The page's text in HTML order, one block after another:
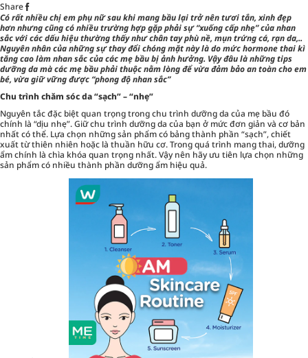
Share
Có rất nhiều chị em phụ nữ sau khi mang bầu lại trở nên tươi tắn, xinh đẹp
hơn nhưng cũng có nhiều trường hợp gặp phải sự “xuống cấp nhẹ” của nhan
sắc với các dấu hiệu thường thấy như chân tay phù nề, mụn trứng cá, rạn da,..
Nguyên nhân của những sự thay đổi chóng mặt này là do mức hormone thai kì
tăng cao làm nhan sắc của các mẹ bầu bị ảnh hưởng. Vậy đâu là những tips
dưỡng da mà các mẹ bầu phải thuộc nằm lòng để vừa đảm bảo an toàn cho em
bé, vừa giữ vững được “phong độ nhan sắc”
Chu trình chăm sóc da “sạch” – “nhẹ”
Nguyên tắc đặc biệt quan trọng trong chu trình dưỡng da của mẹ bầu đó
chính là “dịu nhẹ”. Giữ chu trình dưỡng da của bạn ở mức đơn giản và cơ bản
nhất có thể. Lựa chọn những sản phẩm có bảng thành phần “sạch”, chiết
xuất từthiên nhiên hoặc là thuần hữu cơ. Trong quá trình mang thai, dưỡng
ẩm chính là chìa khóa quan trọng nhất. Vậy nên hãy ưu tiên lựa chọn những
sản phẩm có nhiều thành phần dưỡng ẩm hiệu quả.